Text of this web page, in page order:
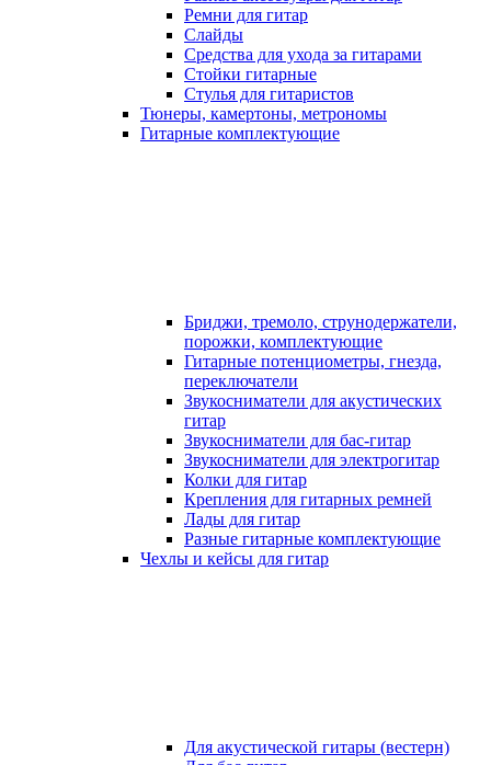
Ремни для гитар
Слайды
Средства для ухода за гитарами
Стойки гитарные
Стулья для гитаристов
Тюнеры, камертоны, метрономы
Гитарные комплектующие
Бриджи, тремоло, струнодержатели,
порожки, комплектующие
Гитарные потенциометры, гнезда,
переключатели
Звукосниматели для акустических
гитар
Звукосниматели для бас-гитар
Звукосниматели для электрогитар
Колки для гитар
Крепления для гитарных ремней
Лады для гитар
Разные гитарные комплектующие
Чехлы и кейсы для гитар
Для акустической гитары (вестерн)